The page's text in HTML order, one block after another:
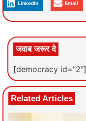
LinkedIn Email
जवाब जरूर दे
[democracy id="2"]
Related Articles